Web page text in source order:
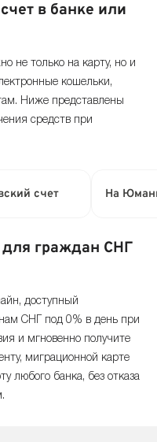
в банке или
не только на карту, но и
кошельки,
Ниже представлены
средств при
счет На
граждан СНГ
доступный
СНГ под 0% в день при
и мгновенно получите
миграционной карте
любого банка, без отказа